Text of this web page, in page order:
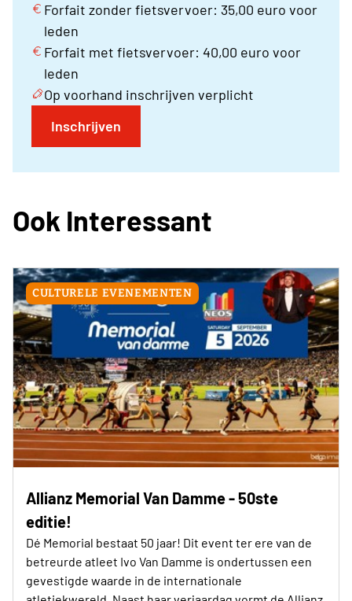
Forfait zonder fietsvervoer: 35,00 euro voor
leden
Forfait met fietsvervoer: 40,00 euro voor
leden
Op voorhand inschrijven verplicht
Inschrijven
Ook Interessant
CULTURELE EVENEMENTEN
Allianz Memorial Van Damme - 50ste
editie!
Dé Memorial bestaat 50 jaar! Dit event ter ere van de
betreurde atleet Ivo Van Damme is ondertussen een
gevestigde waarde in de internationale